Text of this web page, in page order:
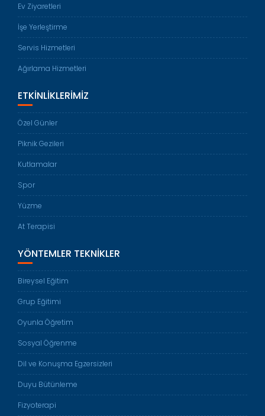
Ev Ziyaretleri
İşe Yerleştirme
Servis Hizmetleri
Ağırlama Hizmetleri
ETKINLIKLERIMIZ
Özel Günler
Piknik Gezileri
Kutlamalar
Spor
Yüzme
At Terapisi
YÖNTEMLER TEKNIKLER
Bireysel Eğitim
Grup Eğitimi
Oyunla Öğretim
Sosyal Öğrenme
Dil ve Konuşma Egzersizleri
Duyu Bütünleme
Fizyoterapi